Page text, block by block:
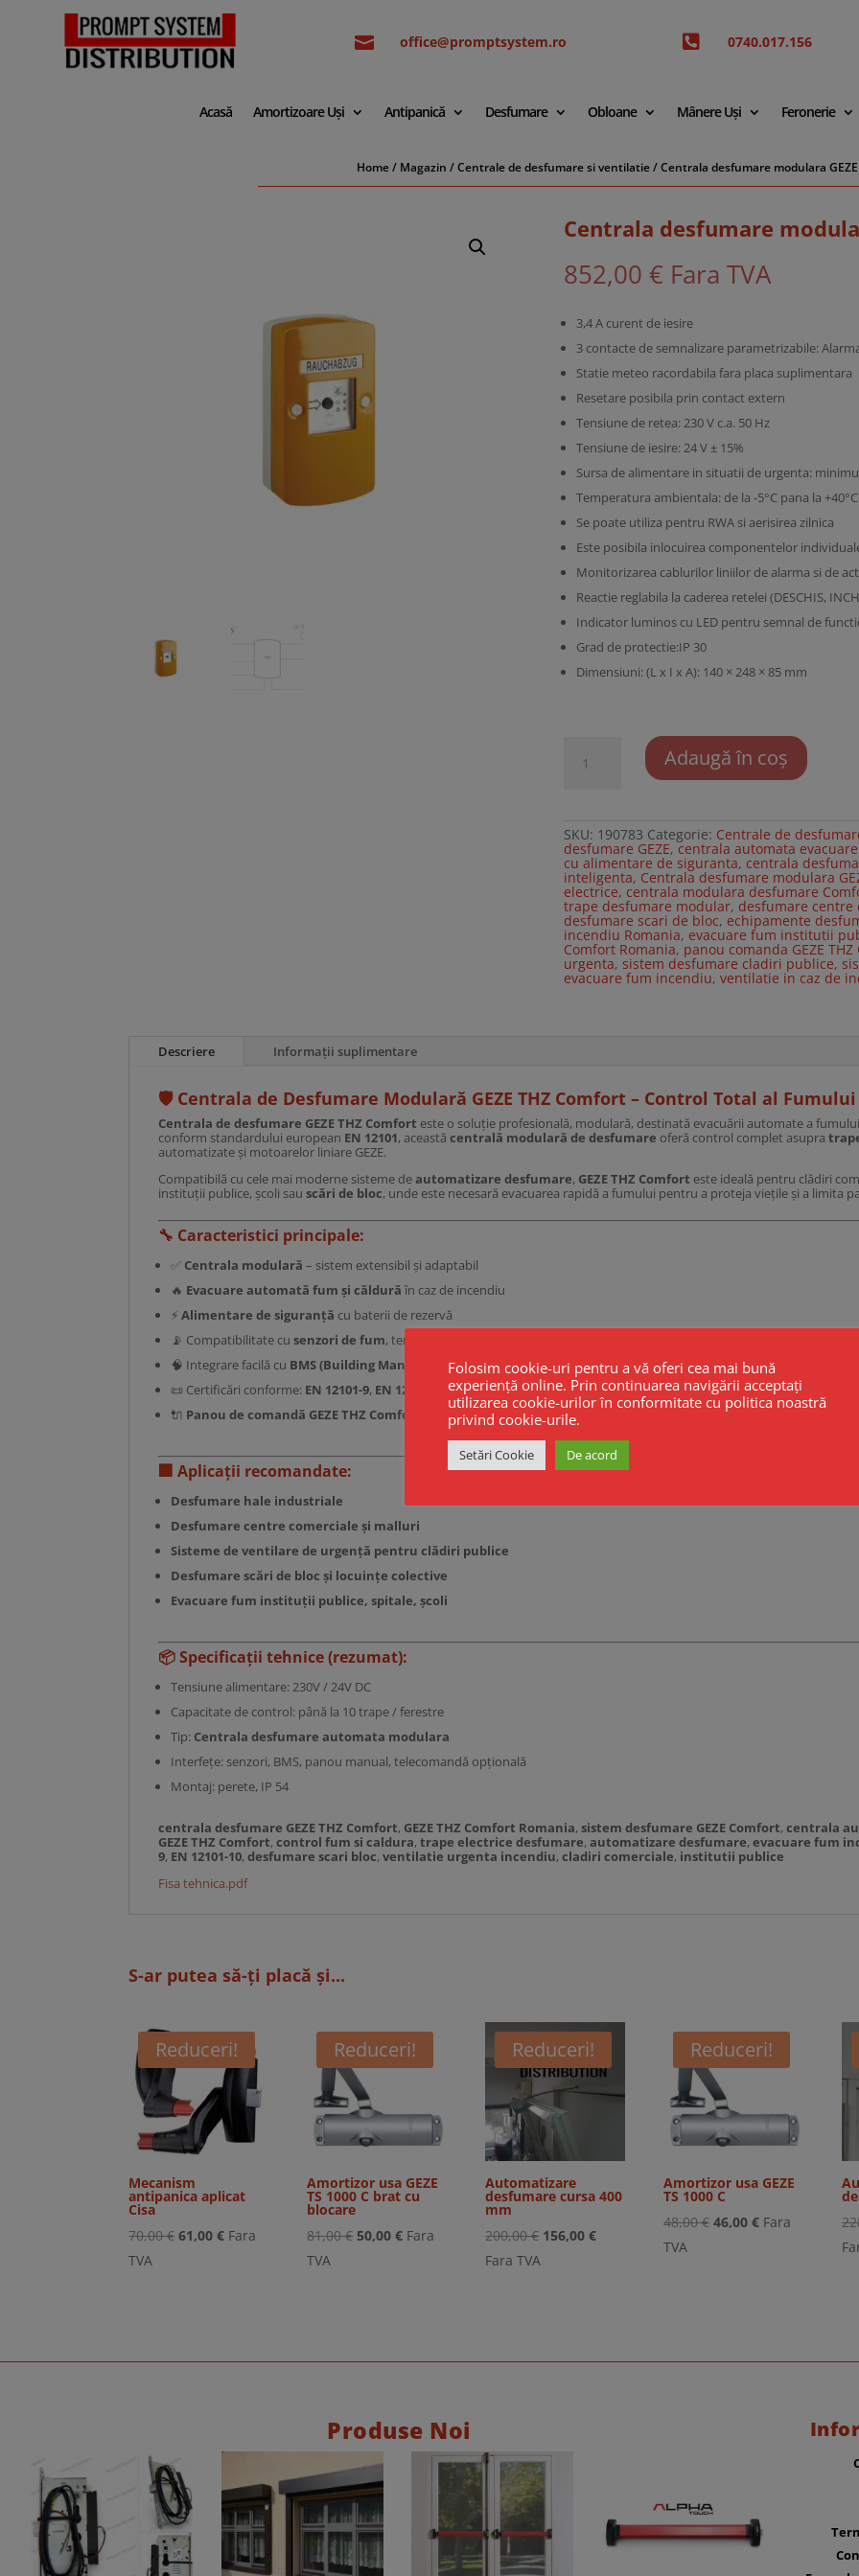
 office@promptsystem.ro  0740.017.156
Acasă Amortizoare Uși Antipanică Desfumare Obloane Mânere Uși Feronerie
Home/ Magazin /Centrale de desfumare si ventilatie/ Centrala desfumare modulara
Centrala desfumare
852,00€ Fara TVA
3,4 A curent de iesire
3 contacte de semnalizare parametrizabile:
Statie meteo racordabila fara placa suplimentara
Resetare posibila prin contact extern
Tensiune de retea: 230 V c.a. 50 Hz
Tensiune de iesire: 24 V ± 15%
Sursa de alimentare in situatii de urgenta:
Temperatura ambientala: de la -5°C pana la +40°C
Se poate utiliza pentru RWA si aerisirea zilnica
Este posibila inlocuirea componentelor
Monitorizarea cablurilor liniilor de alarma si de
Reactie reglabila la caderea retelei (DESCHIS,
Indicator luminos cu LED pentru semnal de
Grad de protectie:IP 30
Dimensiuni: (L x I x A): 140 × 248 × 85 mm
Centrala
desfumare
Comfort
Adaugă în coș
SKU: 190783 Categorie: Centrale de
desfumare GEZE,centrala automata
cu alimentare de siguranta, centrala
inteligenta, Centrala desfumare modulara
electrice, centrala modulara desfumare
trape desfumare modular, desfumare centre
desfumare scari de bloc, echipamente
incendiu Romania, evacuare fum institutii
Comfort Romania, panou comanda GEZE
urgenta, sistem desfumare cladiri publice,
evacuare fum incendiu,ventilatie in caz de
Descriere Informații suplimentare
🛡️ Centrala de Desfumare Modulară GEZE THZ Comfort – Control Total al
Centrala de desfumare GEZE THZ Comfort este o soluție profesională, modulară, destinată evacuării automate a
conform standardului european EN 12101, aceastăcentrală modulară de desfumare oferă control complet asupra
automatizate și motoarelor liniare GEZE.
Compatibilă cu cele mai moderne sisteme deautomatizare desfumare, GEZE THZ Comfort este ideală pentru clădiri
instituții publice, școli sauscări de bloc, unde este necesară evacuarea rapidă a fumului pentru a proteja viețile și a limita
🔧 Caracteristici principale:
✅ Centrala modulară – sistem extensibil și adaptabil
🔥 Evacuare automată fum și căldură în caz de incendiu
⚡Alimentare de siguranță cu baterii de rezervă
📡 Compatibilitate cusenzori de fum, temperatură și
🧠 Integrare facilă cu BMS (Building Management System)
📜 Certificări conforme: EN 12101-9, EN 12101-10
🔌 Panou de comandă GEZE THZ Comfort – ușor de instalat și configurat
🏢Aplicații recomandate:
Desfumare hale industriale
Desfumare centre comerciale și malluri
Sisteme de ventilare de urgență pentru clădiri publice
Desfumare scări de bloc și locuințe colective
Evacuare fum instituții publice, spitale, școli
📦Specificații tehnice (rezumat):
Tensiune alimentare: 230V / 24V DC
Capacitate de control: până la 10 trape / ferestre
Tip: Centrala desfumare automata modulara
Interfețe: senzori, BMS, panou manual, telecomandă opțională
Montaj: perete, IP 54
centrala desfumare GEZE THZ Comfort, GEZE THZ Comfort Romania,sistem desfumare GEZE Comfort,centrala
GEZE THZ Comfort,control fum si caldura,trape electrice desfumare,automatizare desfumare,evacuare fum
9, EN 12101-10,desfumare scari bloc,ventilatie urgenta incendiu,cladiri comerciale, institutii publice
Fisa tehnica.pdf
S-ar putea să-ți placă și...
Reduceri!
Mecanism
antipanica aplicat
Cisa
70,00€ Prețul
61,00€Prețul
Fara
TVA
Reduceri!
Amortizor usa GEZE
TS 1000 C brat cu
blocare
81,00€ Prețul
50,00€Prețul
Fara
TVA
Reduceri!
Automatizare
desfumare cursa 400
mm
200,00€ Prețul
156,00€Prețul
Fara TVA
Reduceri!
Amortizor usa GEZE
TS 1000 C
48,00€ Prețul
46,00€Prețul
Fara
TVA
Produse Noi
Folosim cookie-uri pentru a vă oferi cea mai bună
experiență online. Prin continuarea navigării acceptați
utilizarea cookie-urilor în conformitate cu politica noastră
privind cookie-urile.
Setări Cookie De acord